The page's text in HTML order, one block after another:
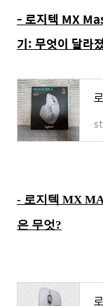
- 로지텍 MX
기: 무엇이 달라
- 로지텍 MX
은 무엇?